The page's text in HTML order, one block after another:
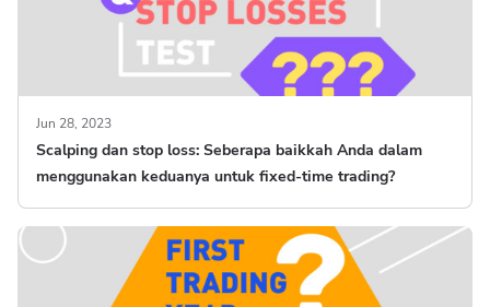
Jun 28, 2023
Scalping dan stop loss: Seberapa baikkah Anda dalam
menggunakan keduanya untuk fixed-time trading?